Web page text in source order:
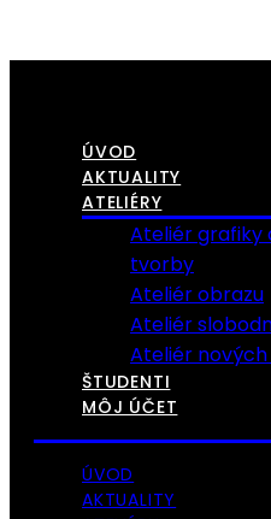
ÚVOD
AKTUALITY
ATELIÉRY
Ateliér grafiky
tvorby
Ateliér obrazu
Ateliér
Ateliér
ŠTUDENTI
MÔJ ÚČET
ÚVOD
AKTUALITY